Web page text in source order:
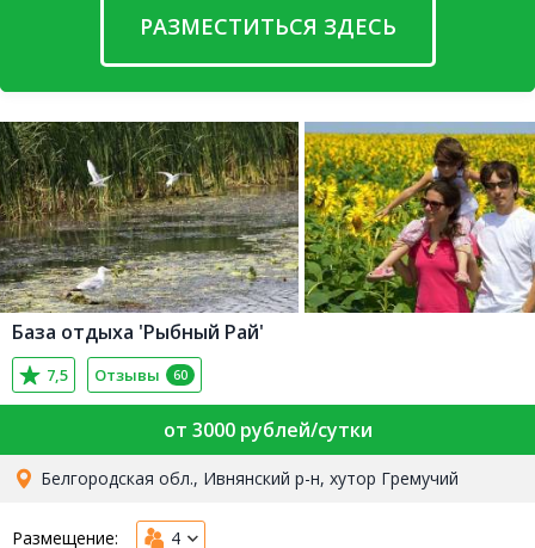
РАЗМЕСТИТЬСЯ ЗДЕСЬ
База отдыха 'Рыбный Рай'
7,5 Отзывы 60
от 3000 рублей/сутки
Белгородская обл., Ивнянский р-н, хутор Гремучий
Размещение: 4